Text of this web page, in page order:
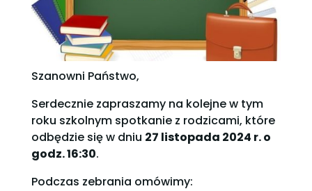
Szanowni Państwo,
Serdecznie zapraszamy na kolejne w tym
roku szkolnym spotkanie z rodzicami, które
odbędzie się w dniu 27 listopada 2024 r. o
godz. 16:30.
Podczas zebrania omówimy: